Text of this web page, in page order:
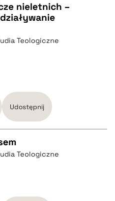
nieletnich –
Teologiczne
Udostępnij
Teologiczne